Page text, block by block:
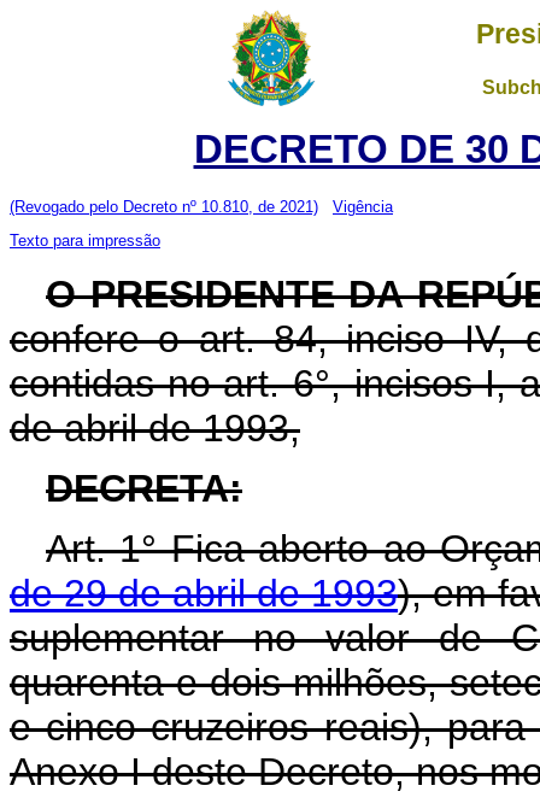
DECRETO DE 30
(Revogado pelo Decreto nº 10.810, de 2021)
Vigência
Texto para impressão
O PRESIDENTE DA
confere o art. 84, inciso IV,
contidas no art. 6°, incisos I,
de abril de 1993,
DECRETA:
Art. 1° Fica aberto ao
de 29 de abril de 1993), em
suplementar no valor de
quarenta e dois milhões,
e cinco cruzeiros reais),
Anexo I deste Decreto, nos